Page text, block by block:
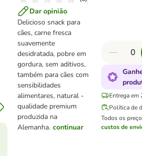
Dar opinião
Delicioso snack para
cães, carne fresca
suavemente
desidratada, pobre em
gordura, sem aditivos,
também para cães com
sensibilidades
alimentares, natural -
qualidade premium
produzida na
Alemanha. continuar
Entrega em
Política de
Todos os
custos de